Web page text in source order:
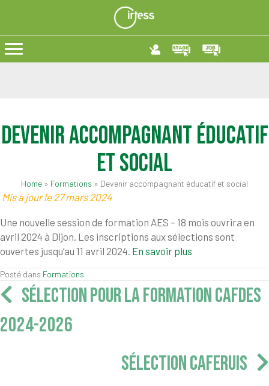
Devenir accompagnant éducatif
et social
Home » Formations » Devenir accompagnant éducatif et social
Mis à jour le 27 mars 2024
Une nouvelle session de formation AES – 18 mois ouvrira en
avril 2024 à Dijon. Les inscriptions aux sélections sont
ouvertes jusqu’au 11 avril 2024. En savoir plus
Posté dans Formations
Navigation
articles
SÉLECTION POUR LA FORMATION CAFDES
2024-2026
SÉLECTION CAFERUIS